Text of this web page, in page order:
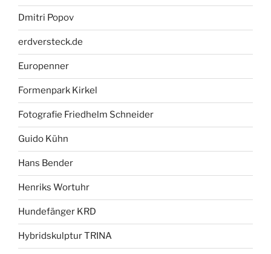
Dmitri Popov
erdversteck.de
Europenner
Formenpark Kirkel
Fotografie Friedhelm Schneider
Guido Kühn
Hans Bender
Henriks Wortuhr
Hundefänger KRD
Hybridskulptur TRINA